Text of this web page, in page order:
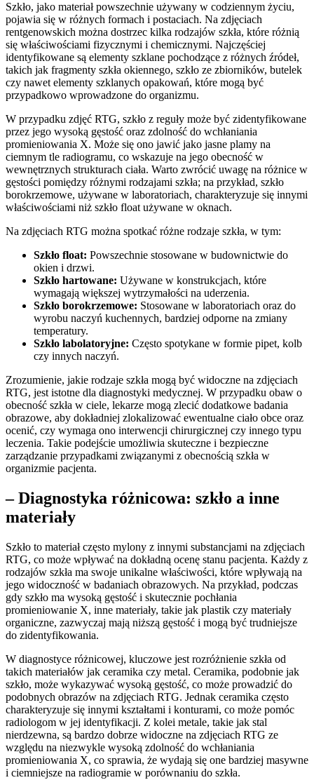
Szkło, jako materiał powszechnie używany w codziennym życiu,
pojawia się w różnych formach i postaciach. Na zdjęciach
rentgenowskich można dostrzec kilka rodzajów szkła, które różnią
się właściwościami fizycznymi i chemicznymi. Najczęściej
identyfikowane są elementy szklane pochodzące z różnych źródeł,
takich jak fragmenty szkła okiennego, szkło ze zbiorników, butelek
czy nawet elementy szklanych opakowań, które mogą być
przypadkowo wprowadzone do organizmu.
W przypadku zdjęć RTG, szkło z reguły może być zidentyfikowane
przez jego wysoką gęstość oraz zdolność do wchłaniania
promieniowania X. Może się ono jawić jako jasne plamy na
ciemnym tle radiogramu, co wskazuje na jego obecność w
wewnętrznych strukturach ciała. Warto zwrócić uwagę na różnice w
gęstości pomiędzy różnymi rodzajami szkła; na przykład, szkło
borokrzemowe, używane w laboratoriach, charakteryzuje się innymi
właściwościami niż szkło float używane w oknach.
Na zdjęciach RTG można spotkać różne rodzaje szkła, w tym:
Szkło float: Powszechnie stosowane w budownictwie do
okien i drzwi.
Szkło hartowane: Używane w konstrukcjach, które
wymagają większej wytrzymałości na uderzenia.
Szkło borokrzemowe: Stosowane w laboratoriach oraz do
wyrobu naczyń kuchennych, bardziej odporne na zmiany
temperatury.
Szkło labolatoryjne: Często spotykane w formie pipet, kolb
czy innych naczyń.
Zrozumienie, jakie rodzaje szkła mogą być widoczne na zdjęciach
RTG, jest istotne dla diagnostyki medycznej. W przypadku obaw o
obecność szkła w ciele, lekarze mogą zlecić dodatkowe badania
obrazowe, aby dokładniej zlokalizować ewentualne ciało obce oraz
ocenić, czy wymaga ono interwencji chirurgicznej czy innego typu
leczenia. Takie podejście umożliwia skuteczne i bezpieczne
zarządzanie przypadkami związanymi z obecnością szkła w
organizmie pacjenta.
– Diagnostyka różnicowa: szkło a inne
materiały
Szkło to materiał często mylony z innymi substancjami na zdjęciach
RTG, co może wpływać na dokładną ocenę stanu pacjenta. Każdy z
rodzajów szkła ma swoje unikalne właściwości, które wpływają na
jego widoczność w badaniach obrazowych. Na przykład, podczas
gdy szkło ma wysoką gęstość i skutecznie pochłania
promieniowanie X, inne materiały, takie jak plastik czy materiały
organiczne, zazwyczaj mają niższą gęstość i mogą być trudniejsze
do zidentyfikowania.
W diagnostyce różnicowej, kluczowe jest rozróżnienie szkła od
takich materiałów jak ceramika czy metal. Ceramika, podobnie jak
szkło, może wykazywać wysoką gęstość, co może prowadzić do
podobnych obrazów na zdjęciach RTG. Jednak ceramika często
charakteryzuje się innymi kształtami i konturami, co może pomóc
radiologom w jej identyfikacji. Z kolei metale, takie jak stal
nierdzewna, są bardzo dobrze widoczne na zdjęciach RTG ze
względu na niezwykle wysoką zdolność do wchłaniania
promieniowania X, co sprawia, że wydają się one bardziej masywne
i ciemniejsze na radiogramie w porównaniu do szkła.